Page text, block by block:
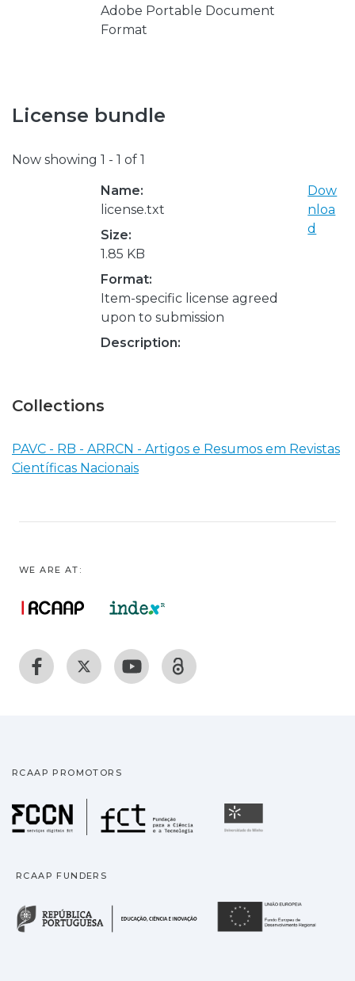
Adobe Portable Document
Format
License bundle
Now showing 1 - 1 of 1
Name:
license.txt
Size:
1.85 KB
Format:
Item-specific license agreed
upon to submission
Description:
Dow
nloa
d
Collections
PAVC - RB - ARRCN - Artigos e Resumos em Revistas
Científicas Nacionais
WE ARE AT:
RCAAP PROMOTORS
Fundação para a
RCAAP FUNDERS
República Portuguesa